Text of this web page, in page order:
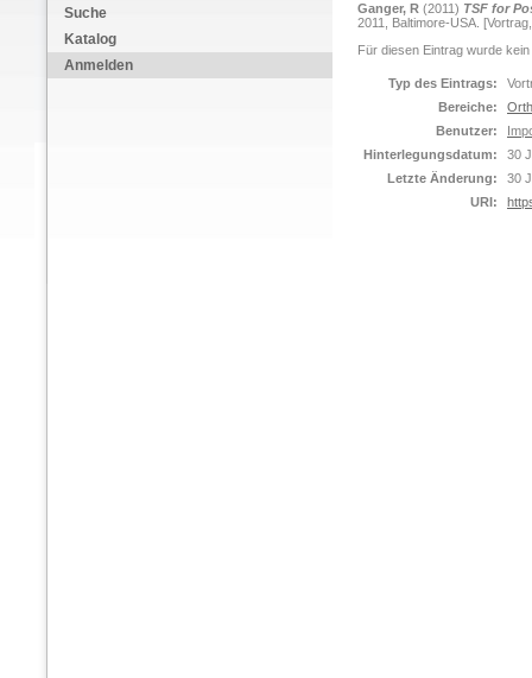
Suche
Katalog
Anmelden
Ganger, R (2011) TSF for
2011, Baltimore-USA.
Für diesen Eintrag wurde
Typ des Eintrags:
Bereiche:
Benutzer:
Hinterlegungsdatum:
30
Letzte Änderung:
30
URI: